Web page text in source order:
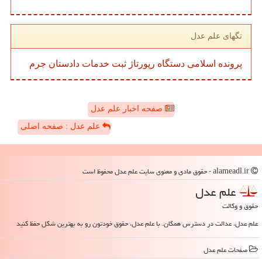
تگهای علم عدل
پرونده اسلامی دستگاه رپورتاژ ثبت خدمات دادستان جرم
صفحه اخبار علم عدل
علم عدل : صفحه اصلی
علم عدل
حقوق و وکالت
علم عدل، عدالت در دسترس همگان. با علم عدل، حقوق خودتون رو به بهترین شکل حفظ کنید
صفحات علم عدل